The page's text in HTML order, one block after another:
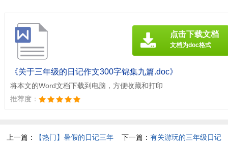
《关于三年级的日记作文300字锦集九篇.doc》
将本文的Word文档下载到电脑，方便收藏和打印
推荐度：
点击下载文档
文档为doc格式
上一篇：
【热门】暑假的日记三年
下一篇： 有关游玩的三年级日记